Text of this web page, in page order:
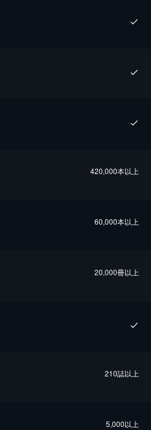
420,000本以上
60,000本以上
20,000冊以上
210誌以上
5,000以上